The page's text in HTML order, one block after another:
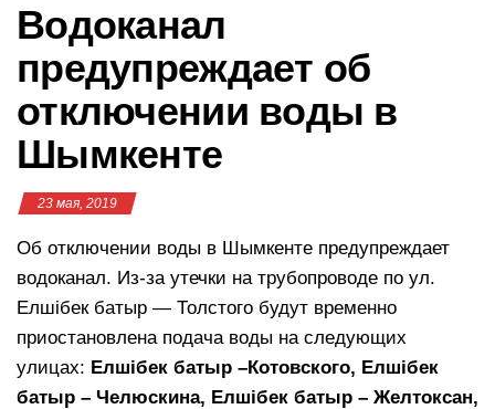
Водоканал
предупреждает об
отключении воды в
Шымкенте
23 мая, 2019
Об отключении воды в Шымкенте предупреждает
водоканал. Из-за утечки на трубопроводе по ул.
Елшiбек батыр — Толстого будут временно
приостановлена подача воды на следующих
улицах: Елшiбек батыр –Котовского, Елшiбек
батыр – Челюскина, Елшiбек батыр – Желтоксан,